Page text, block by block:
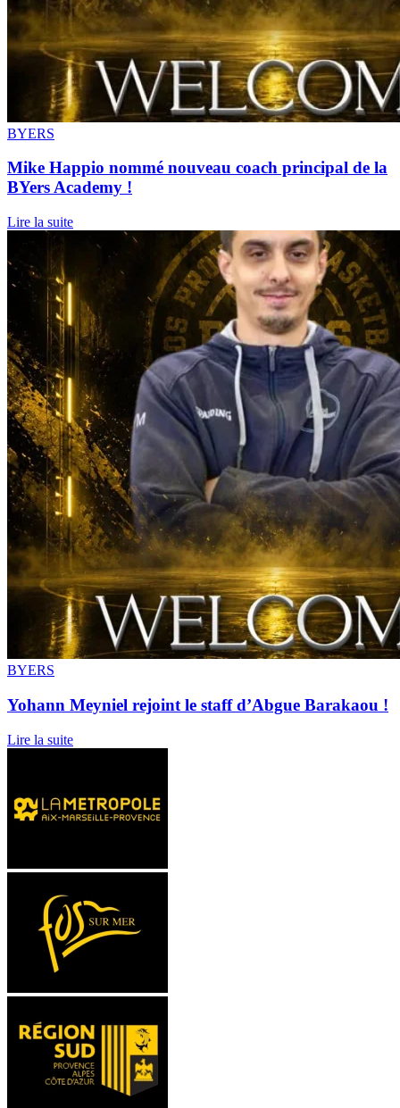
BYERS
Mike Happio nommé nouveau coach principal de la
BYers Academy !
Lire la suite
BYERS
Yohann Meyniel rejoint le staff d’Abgue Barakaou !
Lire la suite